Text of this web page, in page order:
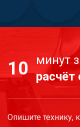
10
минут
расчёт
Опишите технику,